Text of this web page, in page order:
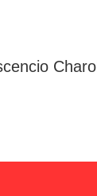
Charol